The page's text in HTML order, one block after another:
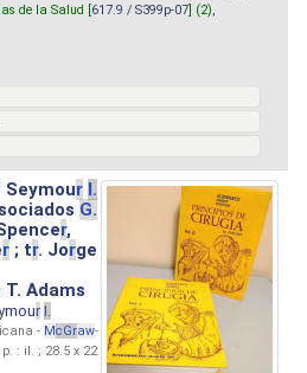
de la Salud [ 617.9 / S399p-07 ] (2),
Seymour I.
G.
r,
r ; tr. Jorge
Adams
r I.
icana - McGraw-
p. : il. ; 28.5 x 22